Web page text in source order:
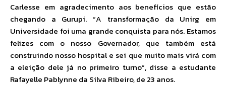
Carlesse em agradecimento aos benefícios que estão
chegando a Gurupi. “A transformação da Unirg em
Universidade foi uma grande conquista para nós. Estamos
felizes com o nosso Governador, que também está
construindo nosso hospital e sei que muito mais virá com
a eleição dele já no primeiro turno”, disse a estudante
Rafayelle Pablynne da Silva Ribeiro, de 23 anos.